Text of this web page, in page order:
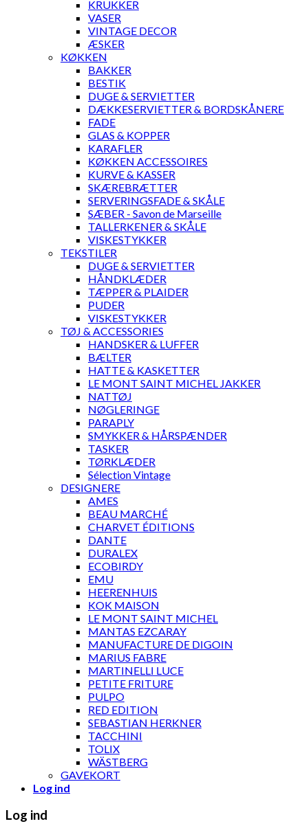
KRUKKER
VASER
VINTAGE DECOR
ÆSKER
KØKKEN
BAKKER
BESTIK
DUGE & SERVIETTER
DÆKKESERVIETTER & BORDSKÅNERE
FADE
GLAS & KOPPER
KARAFLER
KØKKEN ACCESSOIRES
KURVE & KASSER
SKÆREBRÆTTER
SERVERINGSFADE & SKÅLE
SÆBER - Savon de Marseille
TALLERKENER & SKÅLE
VISKESTYKKER
TEKSTILER
DUGE & SERVIETTER
HÅNDKLÆDER
TÆPPER & PLAIDER
PUDER
VISKESTYKKER
TØJ & ACCESSORIES
HANDSKER & LUFFER
BÆLTER
HATTE & KASKETTER
LE MONT SAINT MICHEL JAKKER
NATTØJ
NØGLERINGE
PARAPLY
SMYKKER & HÅRSPÆNDER
TASKER
TØRKLÆDER
Sélection Vintage
DESIGNERE
AMES
BEAU MARCHÉ
CHARVET ÉDITIONS
DANTE
DURALEX
ECOBIRDY
EMU
HEERENHUIS
KOK MAISON
LE MONT SAINT MICHEL
MANTAS EZCARAY
MANUFACTURE DE DIGOIN
MARIUS FABRE
MARTINELLI LUCE
PETITE FRITURE
PULPO
RED EDITION
SEBASTIAN HERKNER
TACCHINI
TOLIX
WÄSTBERG
GAVEKORT
Log ind
Log ind